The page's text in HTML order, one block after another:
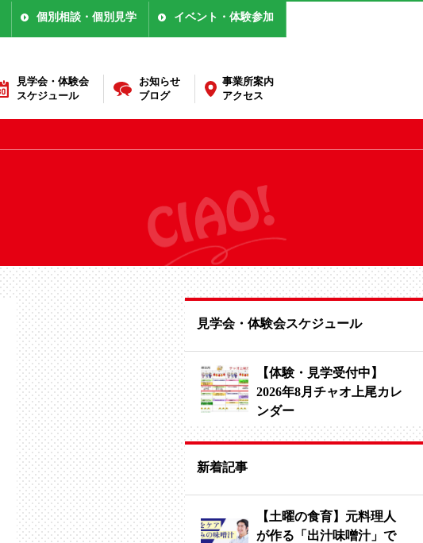
個別相談・個別見学 イベント・体験参加
見学会・体験会
スケジュール
お知らせ
ブログ
事業所案内
アクセス
見学会・体験会スケジュール
【体験・見学受付中】
2026年8月チャオ上尾カレ
ンダー
新着記事
【土曜の食育】元料理人
が作る「出汁味噌汁」で